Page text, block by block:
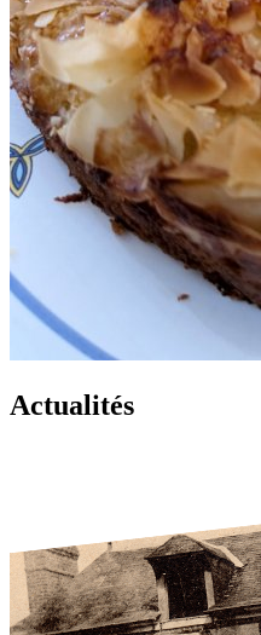
Actualités